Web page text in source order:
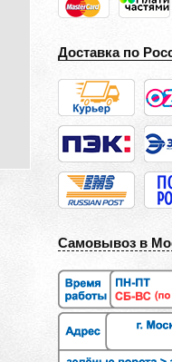
Доставка по
Самовывоз в